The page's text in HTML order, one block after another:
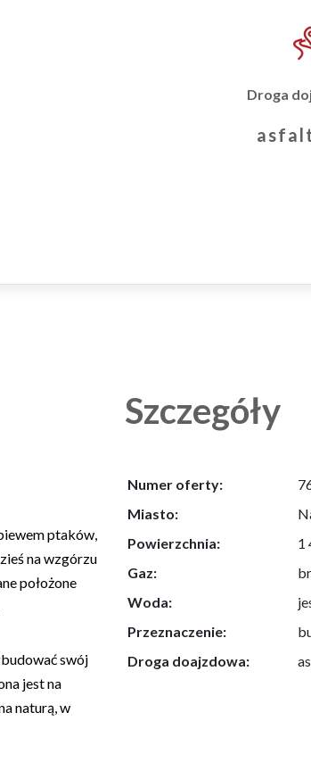
Droga
ptaków,
na wzgórzu
położone
swój
jest na
naturą, w
Szczegóły
Numer oferty:
Miasto:
Powierzchnia:
1
Gaz:
Woda:
Przeznaczenie:
Droga doajzdowa: